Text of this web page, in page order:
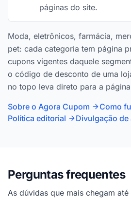
páginas do site.
Moda, eletrônicos, farmácia,
pet: cada categoria tem página
cupons vigentes daquele
o código de desconto de uma
no topo leva direto para a
Sobre o Agora Cupom
Como
Política editorial
Divulgação
Perguntas frequentes
As dúvidas que mais chegam até